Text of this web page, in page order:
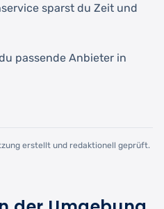
sparst du Zeit und
passende Anbieter in
erstellt und redaktionell geprüft.